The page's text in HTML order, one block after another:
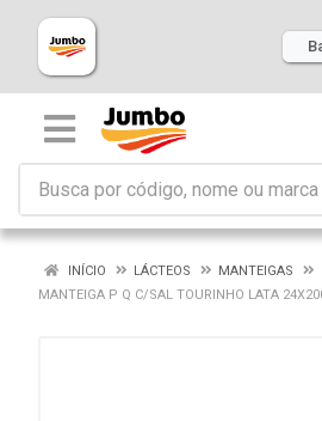
INÍCIO LÁCTEOS
MANTEIGAS
MANTEIGA P Q C/SAL TOURINHO LATA